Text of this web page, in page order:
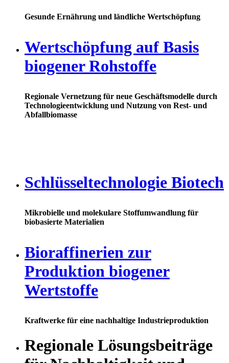
Gesunde Ernährung und ländliche Wertschöpfung
Wertschöpfung auf Basis
biogener Rohstoffe
Regionale Vernetzung für neue Geschäftsmodelle durch
Technologieentwicklung und Nutzung von Rest- und
Abfallbiomasse
Schlüsseltechnologie Biotech
Mikrobielle und molekulare Stoffumwandlung für
biobasierte Materialien
Bioraffinerien zur
Produktion biogener
Wertstoffe
Kraftwerke für eine nachhaltige Industrieproduktion
Regionale Lösungsbeiträge